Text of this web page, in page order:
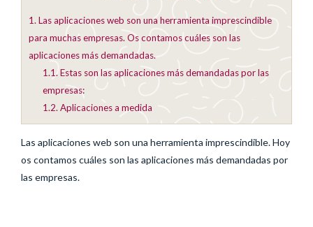
1. Las aplicaciones web son una herramienta imprescindible
para muchas empresas. Os contamos cuáles son las
aplicaciones más demandadas.
1.1.Estas son las aplicaciones más demandadas por las
empresas:
1.2. Aplicaciones a medida
Las aplicaciones web son una herramienta imprescindible. Hoy
os contamos cuáles son las aplicaciones más demandadas por
las empresas.